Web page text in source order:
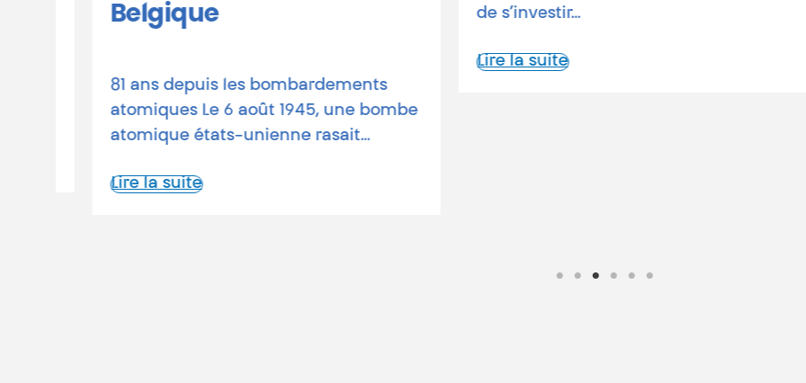
Belgique
81 ans depuis les bombardements
atomiques Le 6 août 1945, une bombe
atomique états-unienne rasait…
Lire la suite
de s’investir…
Lire la suite